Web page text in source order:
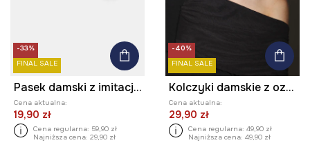
-33%
FINAL SALE
Pasek damski z imitacji skóry
Cena aktualna:
19,90 zł
Cena regularna: 59,90 zł
Najniższa cena: 29,90 zł
-40%
FINAL SALE
Kolczyki damskie z ozdobnymi łańcuszkami
Cena aktualna:
29,90 zł
Cena regularna: 49,90 zł
Najniższa cena: 49,90 zł